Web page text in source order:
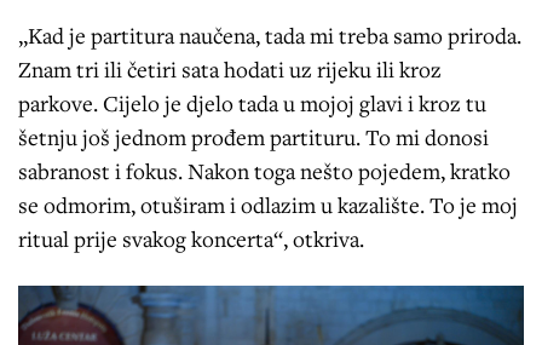
„Kad je partitura naučena, tada mi treba samo priroda.
Znam tri ili četiri sata hodati uz rijeku ili kroz
parkove. Cijelo je djelo tada u mojoj glavi i kroz tu
šetnju još jednom prođem partituru. To mi donosi
sabranost i fokus. Nakon toga nešto pojedem, kratko
se odmorim, otuširam i odlazim u kazalište. To je moj
ritual prije svakog koncerta“, otkriva.